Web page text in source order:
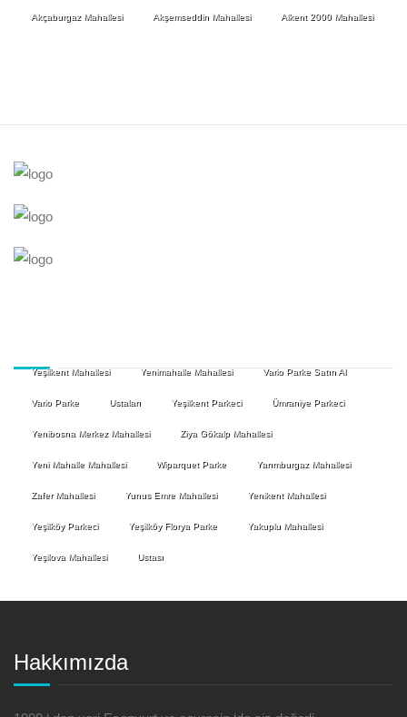
Akçaburgaz Mahallesi Akşemseddin Mahallesi Alkent 2000 Mahallesi
Yeşilkent Mahallesi Yenimahalle Mahallesi Vario Parke Satın Al
Vario Parke Ustaları Yeşilkent Parkeci Ümraniye Parkeci
Yenibosna Merkez Mahallesi Ziya Gökalp Mahallesi
Yeni Mahalle Mahallesi Wiparquet Parke Yarımburgaz Mahallesi
Zafer Mahallesi Yunus Emre Mahallesi Yenikent Mahallesi
Yeşilköy Parkeci Yeşilköy Florya Parke Yakuplu Mahallesi
Yeşilova Mahallesi Ustası
Hakkımızda